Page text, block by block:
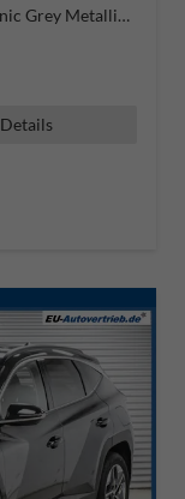
Electronic Grey Metallic ()
Details